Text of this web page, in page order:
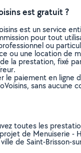
est gratuit ?
est un service
pour tout
ou
ou une location de
la prestation, fixé
le paiement en ligne
sans aucune
toutes les
de Menuiserie -
de Saint-Brisson-